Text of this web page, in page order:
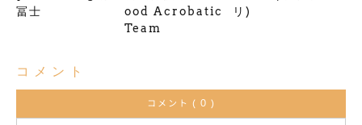
冨士
ood Acrobatic
Team
リ)
コメント
コメント ( 0 )